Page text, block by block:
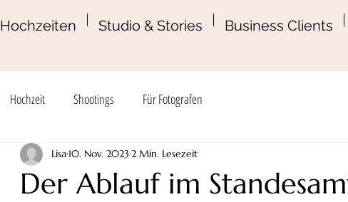
Hochzeiten Studio & Stories Business Clients
Hochzeit Shootings Für Fotografen
Der Ablauf im
Lisa 10. Nov. 20232 Min. Lesezeit